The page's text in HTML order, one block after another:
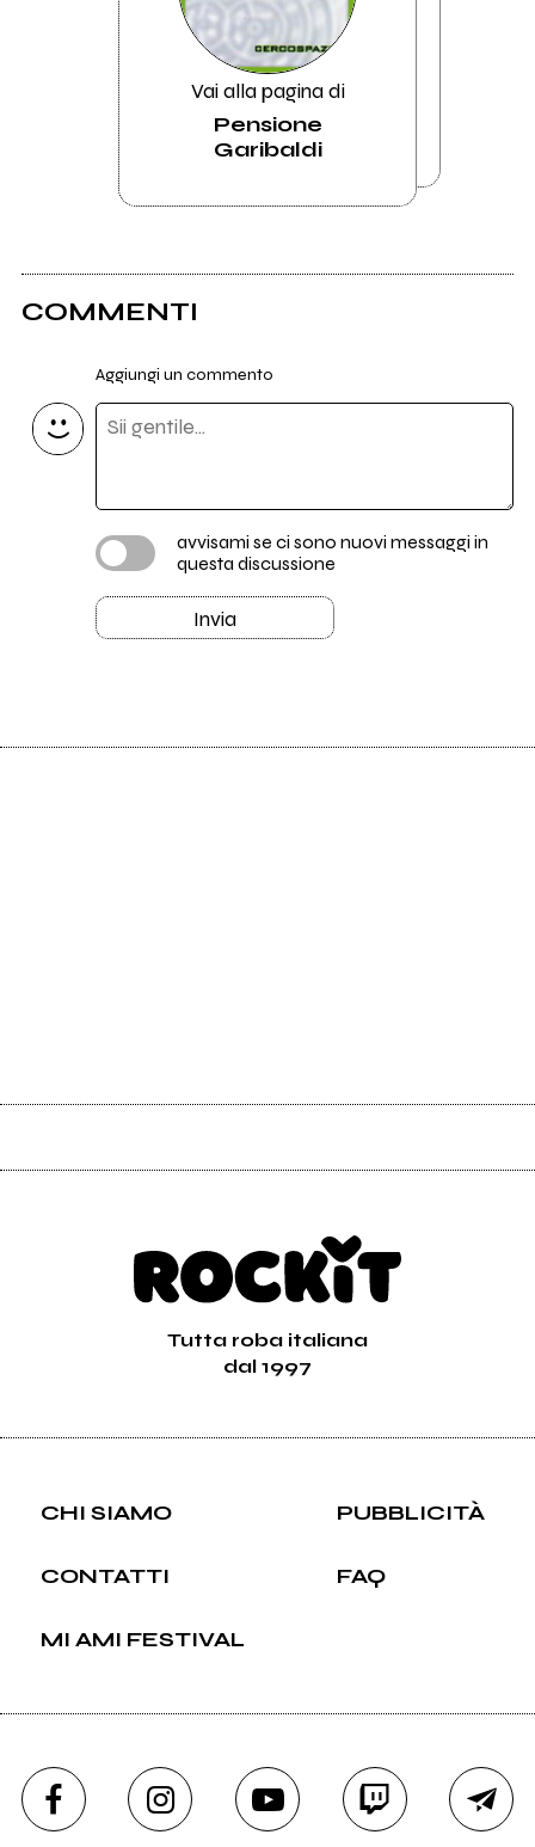
Vai alla pagina di
Pensione
Garibaldi
COMMENTI
Aggiungi un commento
avvisami se ci sono nuovi messaggi in
questa discussione
Invia
Tutta roba italiana
dal 1997
CHI SIAMO PUBBLICITÀ
CONTATTI FAQ
MI AMI FESTIVAL